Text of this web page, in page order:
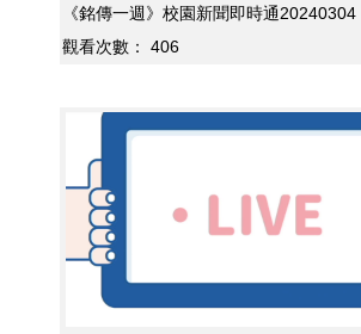
《銘傳一週》校園新聞即時通20240304
觀看次數：
406